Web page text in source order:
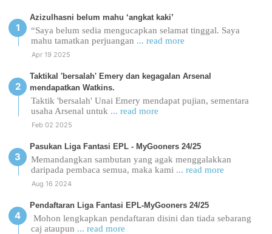
Azizulhasni belum mahu ‘angkat kaki’
“Saya belum sedia mengucapkan selamat tinggal. Saya
mahu tamatkan perjuangan ... read more
Apr 19 2025
Taktikal 'bersalah' Emery dan kegagalan Arsenal
mendapatkan Watkins.
Taktik 'bersalah' Unai Emery mendapat pujian, sementara
usaha Arsenal untuk ... read more
Feb 02 2025
Pasukan Liga Fantasi EPL - MyGooners 24/25
Memandangkan sambutan yang agak menggalakkan
daripada pembaca semua, maka kami ... read more
Aug 16 2024
Pendaftaran Liga Fantasi EPL-MyGooners 24/25
Mohon lengkapkan pendaftaran disini dan tiada sebarang
caj ataupun ... read more